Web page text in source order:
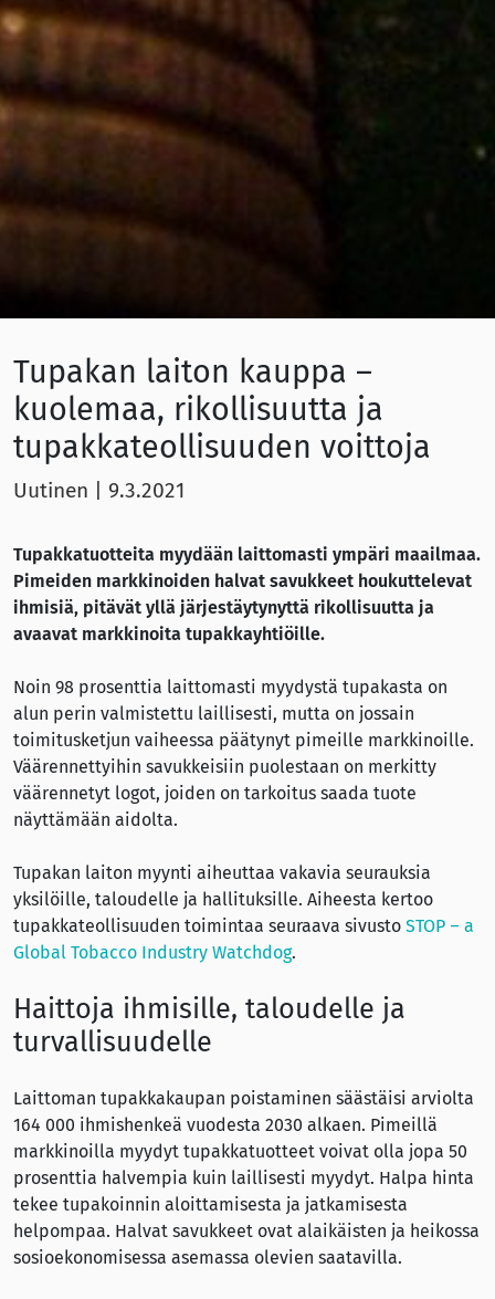
Tupakan laiton kauppa –
kuolemaa, rikollisuutta ja
tupakkateollisuuden voittoja
Uutinen 9.3.2021
Tupakkatuotteita myydään laittomasti ympäri maailmaa.
Pimeiden markkinoiden halvat savukkeet houkuttelevat
ihmisiä, pitävät yllä järjestäytynyttä rikollisuutta ja
avaavat markkinoita tupakkayhtiöille.
Noin 98 prosenttia laittomasti myydystä tupakasta on
alun perin valmistettu laillisesti, mutta on jossain
toimitusketjun vaiheessa päätynyt pimeille markkinoille.
Väärennettyihin savukkeisiin puolestaan on merkitty
väärennetyt logot, joiden on tarkoitus saada tuote
näyttämään aidolta.
Tupakan laiton myynti aiheuttaa vakavia seurauksia
yksilöille, taloudelle ja hallituksille. Aiheesta kertoo
tupakkateollisuuden toimintaa seuraava sivusto STOP – a
Global Tobacco Industry Watchdog.
Haittoja ihmisille, taloudelle ja
turvallisuudelle
Laittoman tupakkakaupan poistaminen säästäisi arviolta
164 000 ihmishenkeä vuodesta 2030 alkaen. Pimeillä
markkinoilla myydyt tupakkatuotteet voivat olla jopa 50
prosenttia halvempia kuin laillisesti myydyt. Halpa hinta
tekee tupakoinnin aloittamisesta ja jatkamisesta
helpompaa. Halvat savukkeet ovat alaikäisten ja heikossa
sosioekonomisessa asemassa olevien saatavilla.